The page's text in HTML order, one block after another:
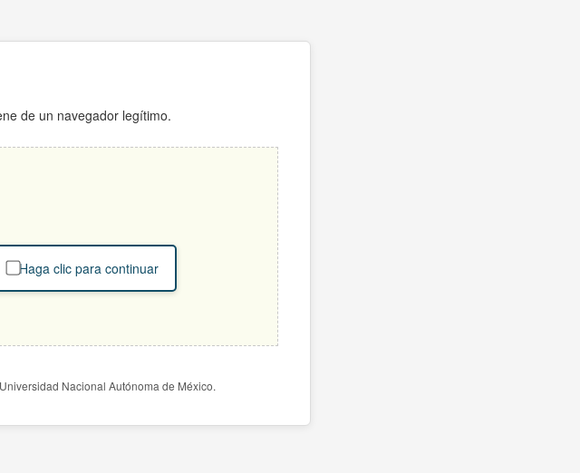
de un navegador legítimo.
Haga clic para continuar
Nacional Autónoma de México.